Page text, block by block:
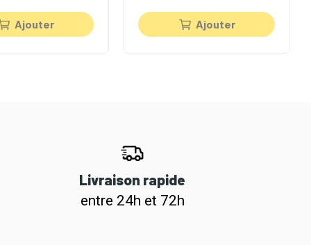
Ajouter Ajouter
Livraison rapide
entre 24h et 72h